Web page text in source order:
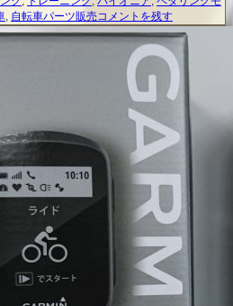
自転車パーツ販売パ
イ
ク
ル
コメントを残す